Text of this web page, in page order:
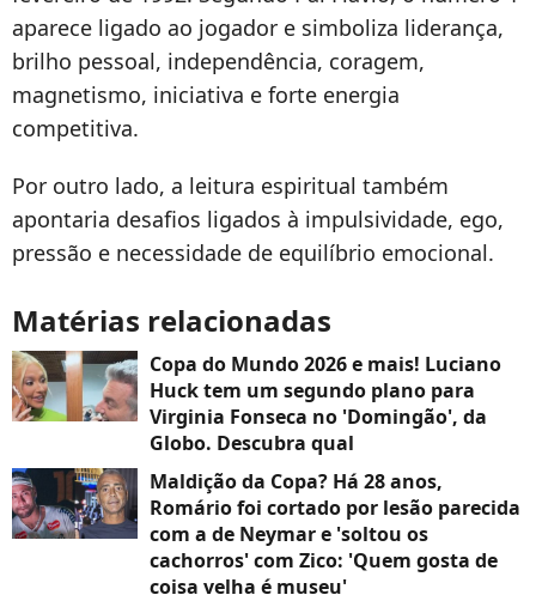
aparece ligado ao jogador e simboliza liderança,
brilho pessoal, independência, coragem,
magnetismo, iniciativa e forte energia
competitiva.
Por outro lado, a leitura espiritual também
apontaria desafios ligados à impulsividade, ego,
pressão e necessidade de equilíbrio emocional.
Matérias relacionadas
Copa do Mundo 2026 e mais! Luciano
Huck tem um segundo plano para
Virginia Fonseca no 'Domingão', da
Globo. Descubra qual
Maldição da Copa? Há 28 anos,
Romário foi cortado por lesão parecida
com a de Neymar e 'soltou os
cachorros' com Zico: 'Quem gosta de
coisa velha é museu'